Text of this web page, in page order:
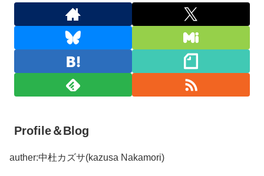
Profile＆Blog
auther:中杜カズサ(kazusa Nakamori)